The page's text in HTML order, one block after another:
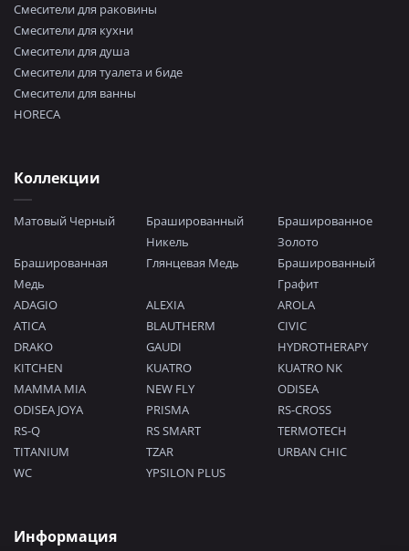
Смесители для раковины
Смесители для кухни
Смесители для душа
Смесители для туалета и биде
Смесители для ванны
HORECA
Коллекции
Матовый Черный
Брашированный
Никель
Брашированное
Золото
Брашированная
Медь
Глянцевая Медь
Брашированный
Графит
ADAGIO
ALEXIA
AROLA
ATICA
BLAUTHERM
CIVIC
DRAKO
GAUDI
HYDROTHERAPY
KITCHEN
KUATRO
KUATRO NK
MAMMA MIA
NEW FLY
ODISEA
ODISEA JOYA
PRISMA
RS-CROSS
RS-Q
RS SMART
TERMOTECH
TITANIUM
TZAR
URBAN CHIC
WC
YPSILON PLUS
Информация